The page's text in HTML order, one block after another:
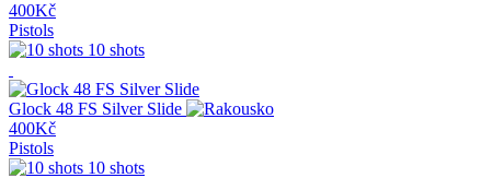
400Kč
Pistols
10 shots
Glock 48 FS Silver Slide
400Kč
Pistols
10 shots